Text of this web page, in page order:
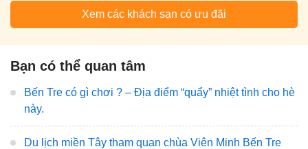
Xem các khách sạn có ưu đãi
Bạn có thể quan tâm
Bến Tre có gì chơi ? – Địa điểm “quẩy” nhiệt tình cho hè
này.
Du lịch miền Tây tham quan chùa Viên Minh Bến Tre